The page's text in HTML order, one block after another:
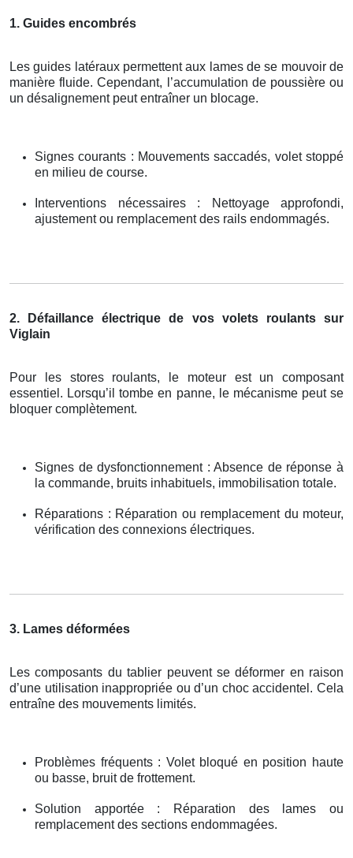
1. Guides encombrés
Les guides latéraux permettent aux lames de se mouvoir de
manière fluide. Cependant, l’accumulation de poussière ou
un désalignement peut entraîner un blocage.
Signes courants : Mouvements saccadés, volet stoppé
en milieu de course.
Interventions nécessaires : Nettoyage approfondi,
ajustement ou remplacement des rails endommagés.
2. Défaillance électrique de vos volets roulants sur
Viglain
Pour les stores roulants, le moteur est un composant
essentiel. Lorsqu’il tombe en panne, le mécanisme peut se
bloquer complètement.
Signes de dysfonctionnement : Absence de réponse à
la commande, bruits inhabituels, immobilisation totale.
Réparations : Réparation ou remplacement du moteur,
vérification des connexions électriques.
3. Lames déformées
Les composants du tablier peuvent se déformer en raison
d’une utilisation inappropriée ou d’un choc accidentel. Cela
entraîne des mouvements limités.
Problèmes fréquents : Volet bloqué en position haute
ou basse, bruit de frottement.
Solution apportée : Réparation des lames ou
remplacement des sections endommagées.